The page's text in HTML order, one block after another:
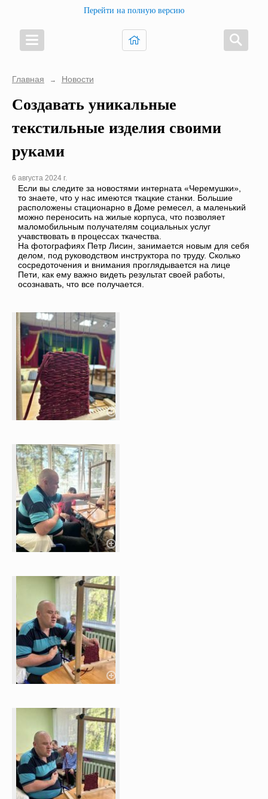
Перейти на полную версию
Главная → Новости
Создавать уникальные
текстильные изделия своими
руками
6 августа 2024 г.
Если вы следите за новостями интерната «Черемушки»,
то знаете, что у нас имеются ткацкие станки. Большие
расположены стационарно в Доме ремесел, а маленький
можно переносить на жилые корпуса, что позволяет
маломобильным получателям социальных услуг
учавствовать в процессах ткачества.
На фотографиях Петр Лисин, занимается новым для себя
делом, под руководством инструктора по труду. Сколько
сосредоточения и внимания проглядывается на лице
Пети, как ему важно видеть результат своей работы,
осознавать, что все получается.